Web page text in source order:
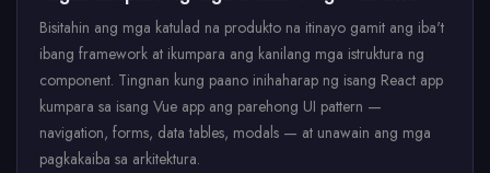
Bisitahin ang mga katulad na produkto na itinayo gamit ang iba't
ibang framework at ikumpara ang kanilang mga istruktura ng
component. Tingnan kung paano inihaharap ng isang React app
kumpara sa isang Vue app ang parehong UI pattern —
navigation, forms, data tables, modals — at unawain ang mga
pagkakaiba sa arkitektura.